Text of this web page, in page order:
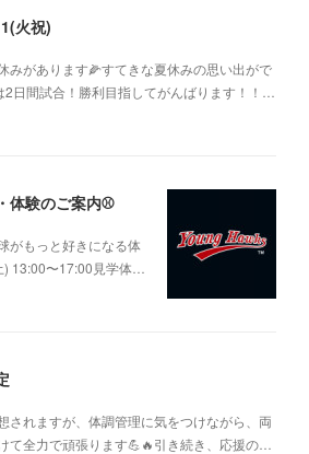
火祝)
みがあります🌽すてきな夏休みの思い出がで
日間試合！勝利目指してがんばります！！…
体験のご案内⚾️
がもっと好きになる体
13:00〜17:00見学体…
されますが、体調管理に気をつけながら、両
て全力で頑張ります💪🔥引き続き、応援の…